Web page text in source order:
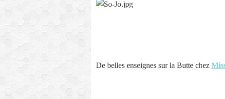
De belles enseignes sur la Butte chez